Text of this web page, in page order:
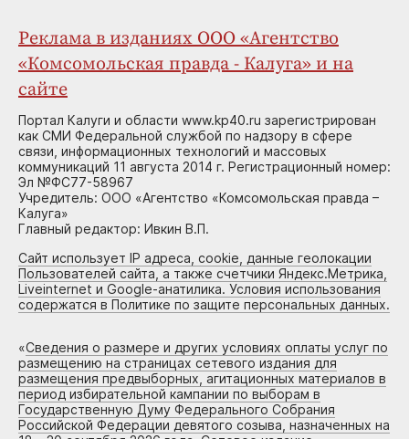
Реклама в изданиях ООО «Агентство
«Комсомольская правда - Калуга» и на
сайте
Портал Калуги и области www.kp40.ru зарегистрирован
как СМИ Федеральной службой по надзору в сфере
связи, информационных технологий и массовых
коммуникаций 11 августа 2014 г. Регистрационный номер:
Эл №ФС77-58967
Учредитель: ООО «Агентство «Комсомольская правда –
Калуга»
Главный редактор: Ивкин В.П.
Сайт использует IP адреса, cookie, данные геолокации
Пользователей сайта, а также счетчики Яндекс.Метрика,
Liveinternet и Google-анатилика. Условия использования
содержатся в Политике по защите персональных данных.
«Сведения о размере и других условиях оплаты услуг по
размещению на страницах сетевого издания для
размещения предвыборных, агитационных материалов в
период избирательной кампании по выборам в
Государственную Думу Федерального Собрания
Российской Федерации девятого созыва, назначенных на